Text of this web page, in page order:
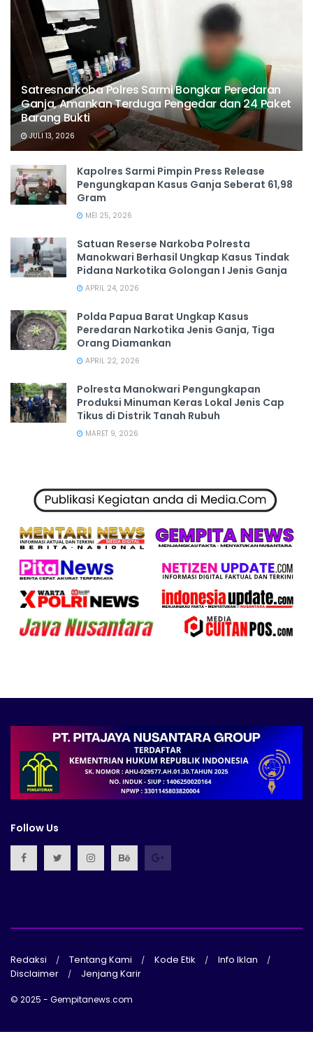
Satresnarkoba Polres Sarmi Bongkar Peredaran
Ganja, Amankan Terduga Pengedar dan 24 Paket
Barang Bukti
JULI 13, 2026
Kapolres Sarmi Pimpin Press Release
Pengungkapan Kasus Ganja Seberat 61,98
Gram
MEI 25, 2026
Satuan Reserse Narkoba Polresta
Manokwari Berhasil Ungkap Kasus Tindak
Pidana Narkotika Golongan I Jenis Ganja
APRIL 24, 2026
Polda Papua Barat Ungkap Kasus
Peredaran Narkotika Jenis Ganja, Tiga
Orang Diamankan
APRIL 22, 2026
Polresta Manokwari Pengungkapan
Produksi Minuman Keras Lokal Jenis Cap
Tikus di Distrik Tanah Rubuh
MARET 9, 2026
Follow Us
Redaksi Tentang Kami Kode Etik
Info Iklan
Disclaimer
Jenjang Karir
© 2025 - Gempitanews.com